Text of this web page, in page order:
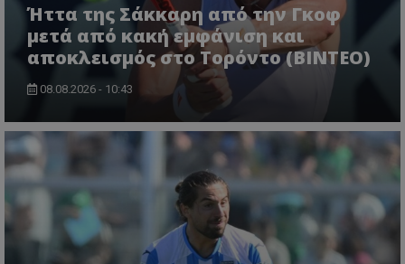
Ήττα της Σάκκαρη από την Γκοφ
μετά από κακή εμφάνιση και
αποκλεισμός στο Τορόντο (ΒΙΝΤΕΟ)
08.08.2026 - 10:43